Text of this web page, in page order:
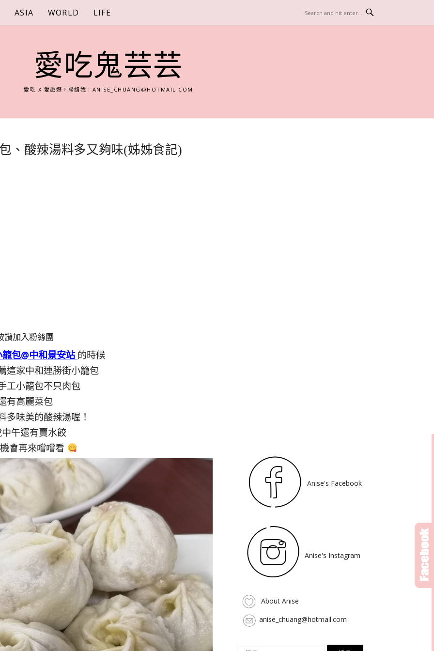
ASIA WORLD LIFE
愛吃鬼芸芸
愛吃 X 愛旅遊。聯絡我： ANISE_CHUANG@HOTMAIL.COM
、酸辣湯料多又夠味(姊姊食記)
讚加入粉絲團
籠包@中和景安站 的時候
這家中和連勝街小籠包
工小籠包不只肉包
有高麗菜包
多味美的酸辣湯喔！
午還有賣水餃
會再來嚐嚐看
Anise's Facebook
Anise's Instagram
About Anise
anise_chuang@hotmail.com